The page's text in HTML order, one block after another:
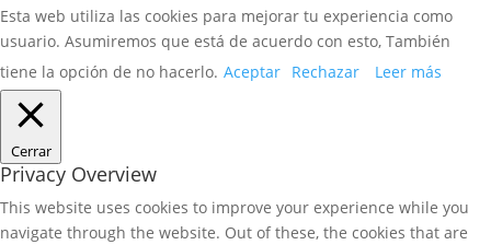
Esta web utiliza las cookies para mejorar tu experiencia como
usuario. Asumiremos que está de acuerdo con esto, También
tiene la opción de no hacerlo. Aceptar Rechazar Leer más
Cerrar
Privacy Overview
This website uses cookies to improve your experience while you
navigate through the website. Out of these, the cookies that are